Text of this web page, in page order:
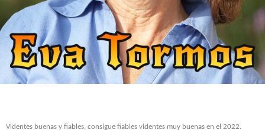
Videntes buenas y fiables, consigue fiables videntes muy buenas en el 2022.